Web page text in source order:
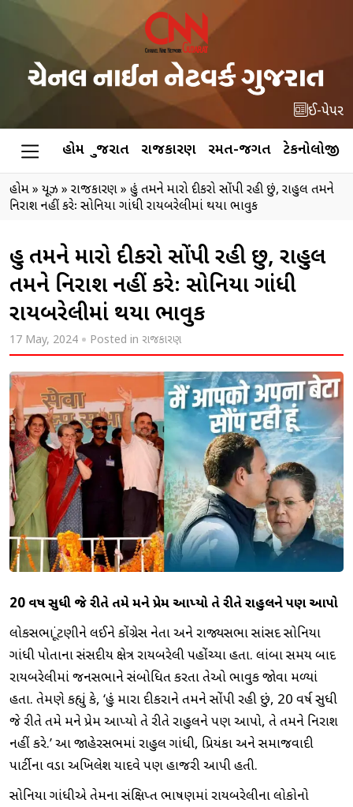
ઈ-પેપર
હોમ ગુજરાત રાજકારણ રમત-જગત ટેકનોલોજી
હોમ» ન્યૂઝ » રાજકારણ» હું તમને મારો દીકરો સોંપી રહી છું, રાહુલ તમને
નિરાશ નહીં કરેઃ સોનિયા ગાંધી રાયબરેલીમાં થયા ભાવુક
હું તમને મારો દીકરો સોંપી રહી છું, રાહુલ
તમને નિરાશ નહીં કરેઃ સોનિયા ગાંધી
રાયબરેલીમાં થયા ભાવુક
17 May, 2024 Posted in રાજકારણ
20 વર્ષ સુધી જે રીતે તમે મને પ્રેમ આપ્યો તે રીતે રાહુલને પણ આપો
લોકસભા ચૂંટણીને લઈને કોંગ્રેસ નેતા અને રાજ્યસભા સાંસદ સોનિયા
ગાંધી પોતાના સંસદીય ક્ષેત્ર રાયબરેલી પહોંચ્યા હતા. લાંબા સમય બાદ
રાયબરેલીમાં જનસભાને સંબોધિત કરતા તેઓ ભાવુક જોવા મળ્યાં
હતા. તેમણે કહ્યું કે, ‘હું મારા દીકરાને તમને સોંપી રહી છું, 20 વર્ષ સુધી
જે રીતે તમે મને પ્રેમ આપ્યો તે રીતે રાહુલને પણ આપો, તે તમને નિરાશ
નહીં કરે.’ આ જાહેરસભમાં રાહુલ ગાંધી, પ્રિયંકા અને સમાજવાદી
પાર્ટીના વડા અખિલેશ યાદવે પણ હાજરી આપી હતી.
સોનિયા ગાંધીએ તેમના સંક્ષિપ્ત ભાષણમાં રાયબરેલીના લોકોનો